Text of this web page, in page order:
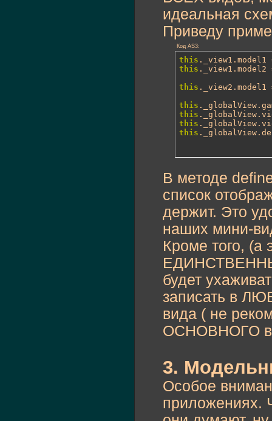
идеальная
Приведу
Код AS3:
this
this
this
this
this
this
this
В методе
список
держит. Это
наших мини-
Кроме того, (а
будет
записать в
вида ( не
ОСНОВНОГО
3.
Особое
приложениях.